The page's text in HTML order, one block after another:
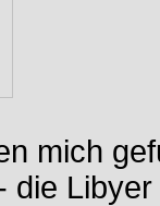
mich
die